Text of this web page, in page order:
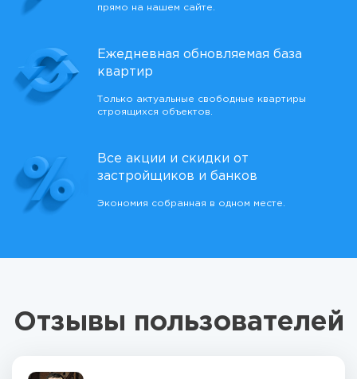
прямо на нашем сайте.
Ежедневная обновляемая база
квартир
Только актуальные свободные квартиры
строящихся объектов.
Все акции и скидки от
застройщиков и банков
Экономия собранная в одном месте.
Отзывы пользователей